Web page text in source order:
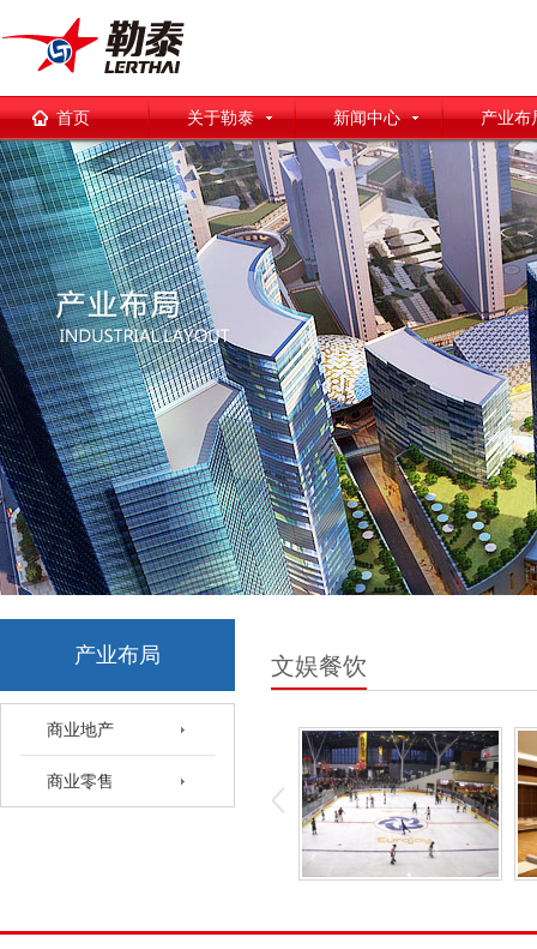
首页 关于勒泰 新闻中心 产业布
产业布局
商业地产
商业零售
文娱餐饮